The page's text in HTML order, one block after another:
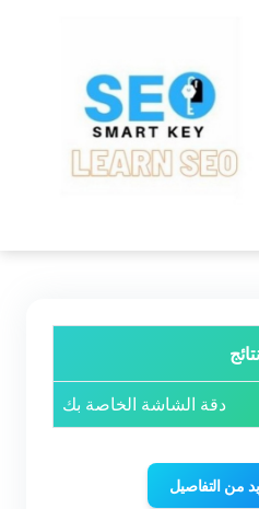
نتائج
دقة الشاشة الخاصة بك
من التفاصيل